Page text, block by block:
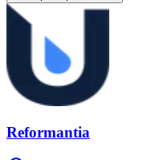
Reformantia